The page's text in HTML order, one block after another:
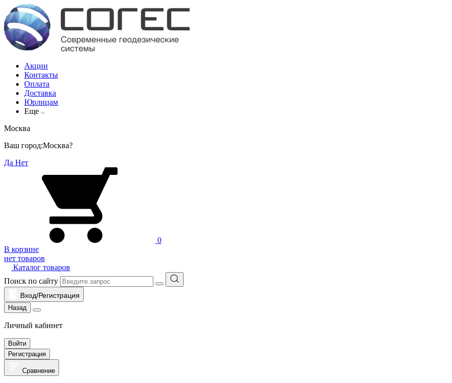
Акции
Контакты
Оплата
Доставка
Юрлицам
Еще
Москва
Ваш город:Москва?
Да Нет
0
В корзине
нет товаров
Каталог товаров
Поиск по сайту
Вход/Регистрация
Назад
Личный кабинет
Войти
Регистрация
Сравнение